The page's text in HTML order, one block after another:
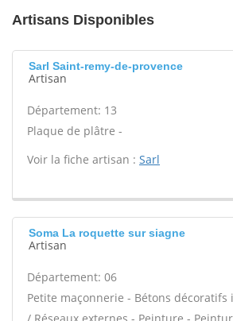
Artisans Disponibles
Sarl Saint-remy-de-provence
Artisan
Département: 13
Plaque de plâtre -
Voir la fiche artisan : Sarl
Soma La roquette sur siagne
Artisan
Département: 06
Petite maçonnerie - Bétons décoratifs